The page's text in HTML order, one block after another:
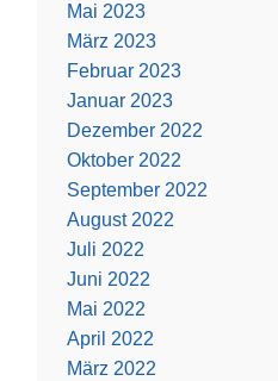
Mai 2023
März 2023
Februar 2023
Januar 2023
Dezember 2022
Oktober 2022
September 2022
August 2022
Juli 2022
Juni 2022
Mai 2022
April 2022
März 2022